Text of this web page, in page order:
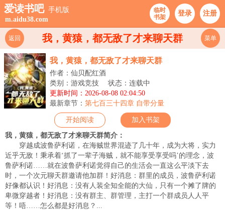
爱读书吧 手机版
m.aidu38.com
临时
书架
登录 注册
我，黄猿，都无敌了才来聊天群
返回 菜单
我，黄猿，都无敌了才来聊天群
作者：仙贝配红酒
类别：游戏竞技
状态：连载中
更新时间：2026-08-08 02:04:50
最新章节： 第七百三十四章 自带分量
开始阅读 加入书架
我，黄猿，都无敌了才来聊天群简介：
穿越成波鲁萨利诺，在海贼世界混迹了几十年，成为大将，实力
近乎无敌！秉承着‘抓了一辈子海贼，就不能享受享受吗’的理念，波
鲁萨利诺……就在波鲁萨利诺觉得自己的生活会一直这么平淡下去
时，一个次元聊天群邀请他加群！好消息：群里的成员，波鲁萨利诺
好像都认识！好消息：没有人装全知全能的大仙，只有一个摊了牌的
卑微穿越者！好消息：没有群主、群管理，主打一个群成员人人平
等！唔……怎么都是好消息？...